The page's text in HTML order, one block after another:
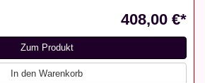
408,00 €*
Zum Produkt
In den Warenkorb